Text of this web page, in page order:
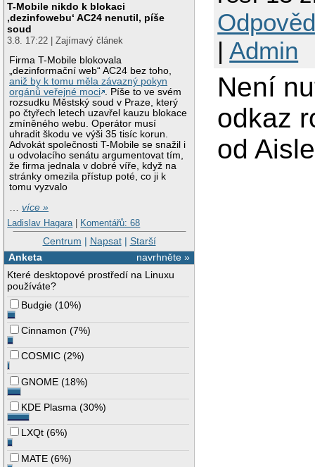
T-Mobile nikdo k blokaci
‚dezinfowebu‘ AC24 nenutil, píše
soud
3.8. 17:22 | Zajímavý článek
Firma T-Mobile blokovala
„dezinformační web“ AC24 bez toho,
aniž by k tomu měla závazný pokyn
orgánů veřejné moci . Píše to ve svém
rozsudku Městský soud v Praze, který
po čtyřech letech uzavřel kauzu blokace
zmíněného webu. Operátor musí
uhradit škodu ve výši 35 tisíc korun.
Advokát společnosti T-Mobile se snažil i
u odvolacího senátu argumentovat tím,
že firma jednala v dobré víře, když na
stránky omezila přístup poté, co ji k
tomu vyzvalo
…více »
Ladislav Hagara | Komentářů: 68
Centrum | Napsat| Starší
navrhněte »
Anketa
Které desktopové prostředí na Linuxu
používáte?
Budgie (10%)
Cinnamon (7%)
COSMIC (2%)
GNOME (18%)
KDE Plasma (30%)
LXQt (6%)
MATE (6%)
|Admin
Není
odkaz
od